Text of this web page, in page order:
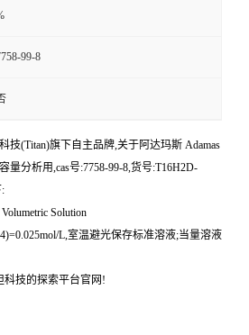
99-8
技(Titan)旗下自主品牌,关于阿达玛斯 Adamas
量分析用,cas号:7758-99-8,货号:T16H2D-
Solution
L,室温避光保存标准溶液;当量溶液
科技的探索平台官网!